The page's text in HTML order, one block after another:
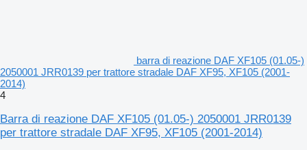
barra di reazione DAF XF105 (01.05-)
2050001 JRR0139 per trattore stradale DAF XF95, XF105 (2001-
2014)
4
Barra di reazione DAF XF105 (01.05-) 2050001 JRR0139
per trattore stradale DAF XF95, XF105 (2001-2014)